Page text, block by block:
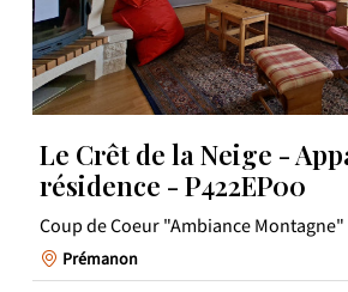
Le Crêt de la Neige -
résidence - P422EP00
Coup de Coeur "Ambiance Montagne"
Prémanon